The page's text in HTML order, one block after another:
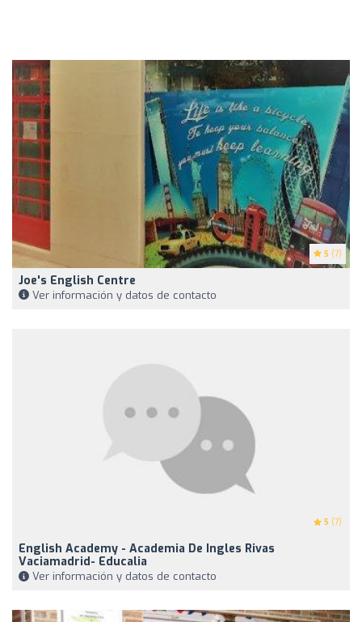
5 (7)
Joe's English Centre
Ver información y datos de contacto
5 (7)
English Academy - Academia De Ingles Rivas
Vaciamadrid- Educalia
Ver información y datos de contacto